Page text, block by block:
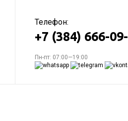
Телефон:
+7 (384) 666-09-
Пн-пт: 07:00—19:00